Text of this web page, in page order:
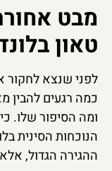
מבט
טאון
לפני שנצא לחקור
כמה רגעים להבין
ומה הסיפור שלו.
ההגירה הגדול,